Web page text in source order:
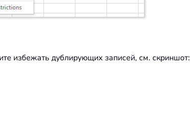
избежать дублирующих записей, см. скриншот: